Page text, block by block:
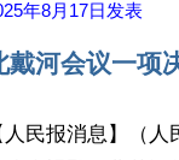
年8月17日 发表
戴河会议一项
人民报消息】（人